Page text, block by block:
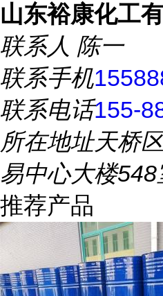
山东裕康化工
联系人 陈一
联系手机
联系电话155-
所在地址天桥
易中心大楼548
推荐产品